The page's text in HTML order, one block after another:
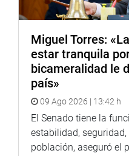
y gesta de Túpac Amaru.
PRENSA – CONGRESO
Miguel Torres:
estar tranquila
bicameralidad le
país»
09 Ago 2026 | 13:42 h
El Senado tiene la
estabilidad,
población, aseguró el